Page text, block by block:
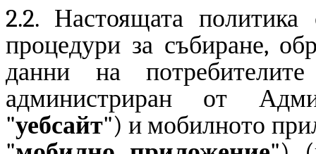
2.2. Настоящата
процедури за събиране,
данни на
администриран от
"уебсайт") и мобилното